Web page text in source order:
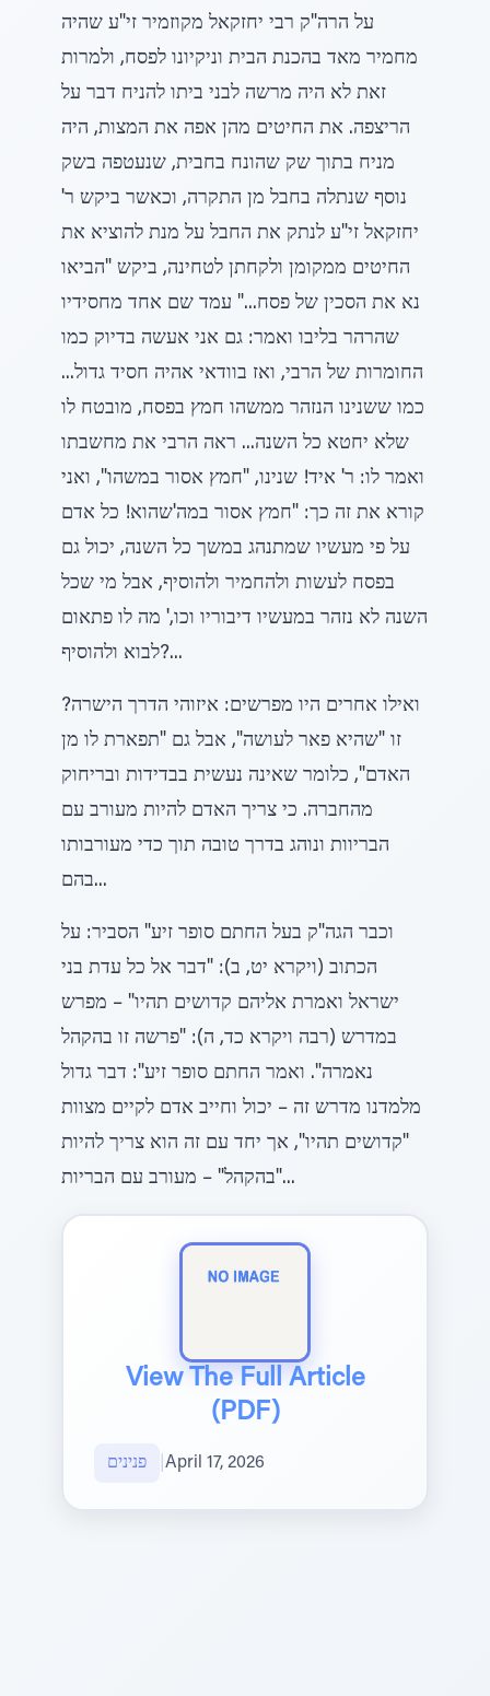
על הרה"ק רבי יחזקאל מקוזמיר זי"ע שהיה
מחמיר מאד בהכנת הבית וניקיונו לפסח, ולמרות
זאת לא היה מרשה לבני ביתו להניח דבר על
הריצפה. את החיטים מהן אפה את המצות, היה
מניח בתוך שק שהונח בחבית, שנעטפה בשק
נוסף שנתלה בחבל מן התקרה, וכאשר ביקש ר'
יחזקאל זי"ע לנתק את החבל על מנת להוציא את
החיטים ממקומן ולקחתן לטחינה, ביקש "הביאו
נא את הסכין של פסח..." עמד שם אחד מחסידיו
שהרהר בליבו ואמר: גם אני אעשה בדיוק כמו
החומרות של הרבי, ואז בוודאי אהיה חסיד גדול...
כמו ששנינו הנזהר ממשהו חמץ בפסח, מובטח לו
שלא יחטא כל השנה... ראה הרבי את מחשבתו
ואמר לו: ר' איד! שנינו, "חמץ אסור במשהו", ואני
קורא את זה כך: "חמץ אסור במה'שהוא! כל אדם
על פי מעשיו שמתנהג במשך כל השנה, יכול גם
בפסח לעשות ולהחמיר ולהוסיף, אבל מי שכל
השנה לא נזהר במעשיו דיבוריו וכו,' מה לו פתאום
לבוא ולהוסיף?...
ואילו אחרים היו מפרשים: איזוהי הדרך הישרה?
זו "שהיא פאר לעושה", אבל גם "תפארת לו מן
האדם", כלומר שאינה נעשית בבדידות ובריחוק
מהחברה. כי צריך האדם להיות מעורב עם
הבריוות ונוהג בדרך טובה תוך כדי מעורבותו
בהם...
וכבר הגה"ק בעל החתם סופר זיע" הסביר: על
הכתוב (ויקרא יט, ב): "דבר אל כל עדת בני
ישראל ואמרת אליהם קדושים תהיו" – מפרש
במדרש (רבה ויקרא כד, ה): "פרשה זו בהקהל
נאמרה". ואמר החתם סופר זיע": דבר גדול
מלמדנו מדרש זה – יכול וחייב אדם לקיים מצוות
"קדושים תהיו", אך יחד עם זה הוא צריך להיות
"בהקהל" – מעורב עם הבריות...
View The Full Article
(PDF)
פנינים April 17, 2026